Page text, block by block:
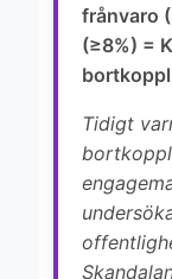
frånvaro
(≥8%) =
Tidigt